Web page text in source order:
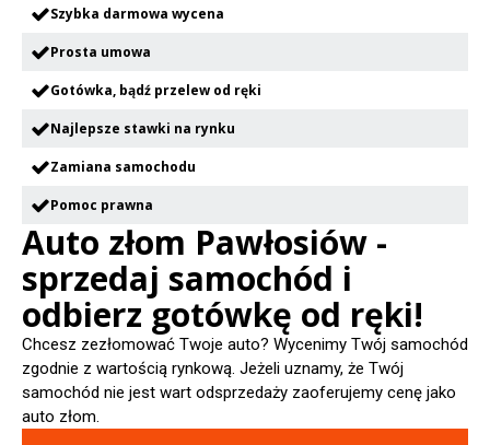
Szybka darmowa wycena
Prosta umowa
Gotówka, bądź przelew od ręki
Najlepsze stawki na rynku
Zamiana samochodu
Pomoc prawna
Auto złom Pawłosiów -
sprzedaj samochód i
odbierz gotówkę od ręki!
Chcesz zezłomować Twoje auto? Wycenimy Twój samochód
zgodnie z wartością rynkową. Jeżeli uznamy, że Twój
samochód nie jest wart odsprzedaży zaoferujemy cenę jako
auto złom.